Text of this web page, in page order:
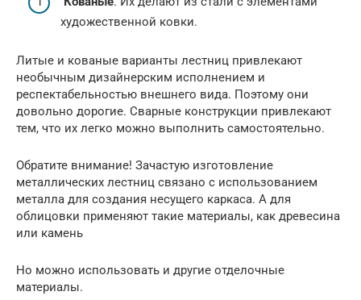
художественной ковки.
Литые и кованые варианты лестниц привлекают
необычным дизайнерским исполнением и
респектабельностью внешнего вида. Поэтому они
довольно дорогие. Сварные конструкции привлекают
тем, что их легко можно выполнить самостоятельно.
Обратите внимание! Зачастую изготовление
металлических лестниц связано с использованием
металла для создания несущего каркаса. А для
облицовки применяют такие материалы, как древесина
или камень
Но можно использовать и другие отделочные
материалы.